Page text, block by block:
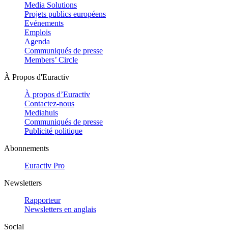
Media Solutions
Projets publics européens
Evénements
Emplois
Agenda
Communiqués de presse
Members’ Circle
À Propos d'Euractiv
À propos d’Euractiv
Contactez-nous
Mediahuis
Communiqués de presse
Publicité politique
Abonnements
Euractiv Pro
Newsletters
Rapporteur
Newsletters en anglais
Social